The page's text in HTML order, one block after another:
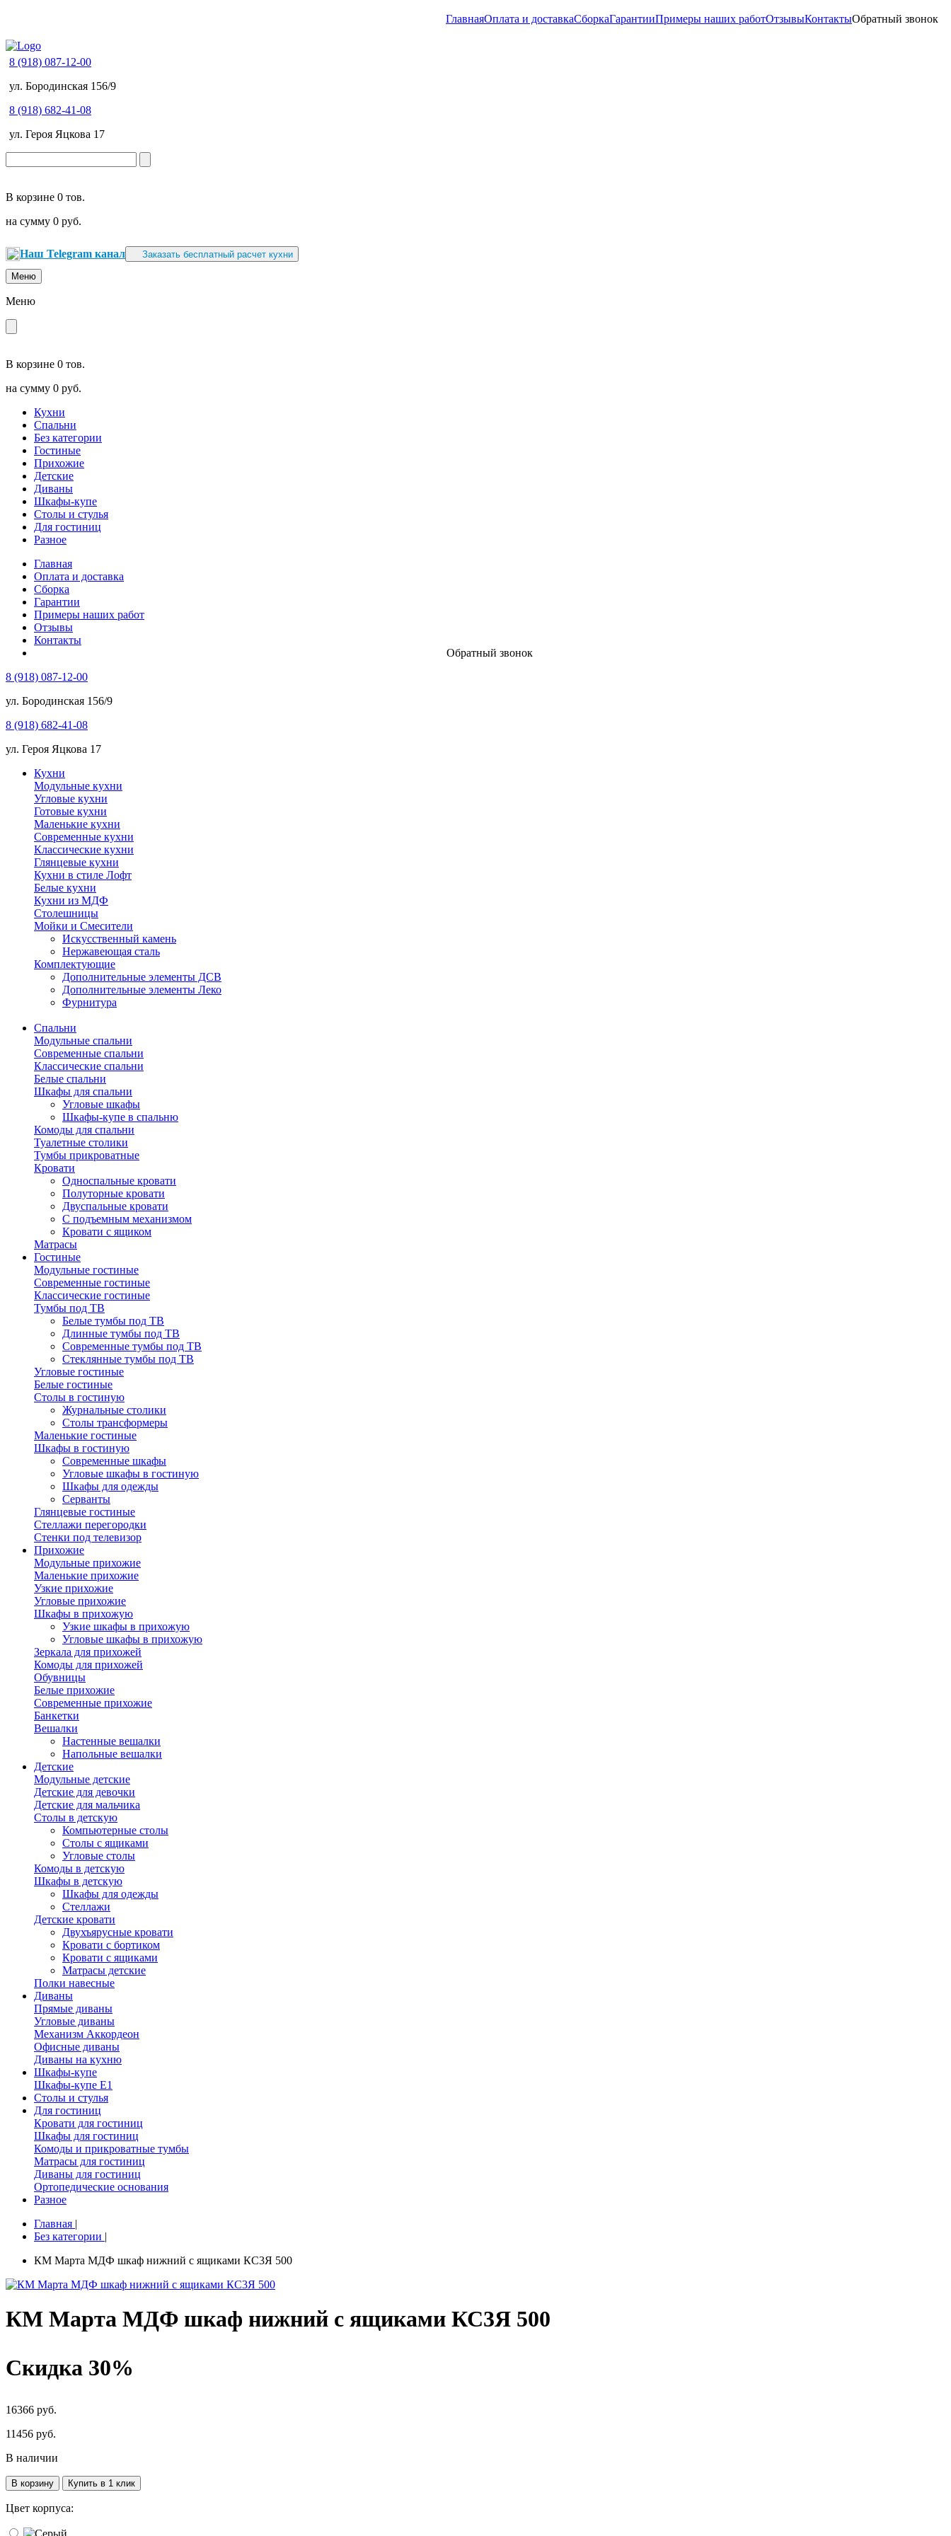
ГлавнаяОплата и доставкаСборкаГарантииПримеры наших работОтзывыКонтактыОбратный звонок
8 (918) 087-12-00
ул. Бородинская 156/9
8 (918) 682-41-08
ул. Героя Яцкова 17
В корзине 0 тов.
на сумму 0 руб.
Наш Telegram канал Заказать бесплатный расчет кухни
Меню
Меню
В корзине 0 тов.
на сумму 0 руб.
Кухни
Спальни
Без категории
Гостиные
Прихожие
Детские
Диваны
Шкафы-купе
Столы и стулья
Для гостиниц
Разное
Главная
Оплата и доставка
Сборка
Гарантии
Примеры наших работ
Отзывы
Контакты
Обратный звонок
8 (918) 087-12-00
ул. Бородинская 156/9
8 (918) 682-41-08
ул. Героя Яцкова 17
Кухни
Модульные кухни
Угловые кухни
Готовые кухни
Маленькие кухни
Современные кухни
Классические кухни
Глянцевые кухни
Кухни в стиле Лофт
Белые кухни
Кухни из МДФ
Столешницы
Мойки и Смесители
Искусственный камень
Нержавеющая сталь
Комплектующие
Дополнительные элементы ДСВ
Дополнительные элементы Леко
Фурнитура
Спальни
Модульные спальни
Современные спальни
Классические спальни
Белые спальни
Шкафы для спальни
Угловые шкафы
Шкафы-купе в спальню
Комоды для спальни
Туалетные столики
Тумбы прикроватные
Кровати
Односпальные кровати
Полуторные кровати
Двуспальные кровати
С подъемным механизмом
Кровати с ящиком
Матрасы
Гостиные
Модульные гостиные
Современные гостиные
Классические гостиные
Тумбы под ТВ
Белые тумбы под ТВ
Длинные тумбы под ТВ
Современные тумбы под ТВ
Стеклянные тумбы под ТВ
Угловые гостиные
Белые гостиные
Столы в гостиную
Журнальные столики
Столы трансформеры
Маленькие гостиные
Шкафы в гостиную
Современные шкафы
Угловые шкафы в гостиную
Шкафы для одежды
Серванты
Глянцевые гостиные
Стеллажи перегородки
Стенки под телевизор
Прихожие
Модульные прихожие
Маленькие прихожие
Узкие прихожие
Угловые прихожие
Шкафы в прихожую
Узкие шкафы в прихожую
Угловые шкафы в прихожую
Зеркала для прихожей
Комоды для прихожей
Обувницы
Белые прихожие
Современные прихожие
Банкетки
Вешалки
Настенные вешалки
Напольные вешалки
Детские
Модульные детские
Детские для девочки
Детские для мальчика
Столы в детскую
Компьютерные столы
Столы с ящиками
Угловые столы
Комоды в детскую
Шкафы в детскую
Шкафы для одежды
Стеллажи
Детские кровати
Двухъярусные кровати
Кровати с бортиком
Кровати с ящиками
Матрасы детские
Полки навесные
Диваны
Прямые диваны
Угловые диваны
Механизм Аккордеон
Офисные диваны
Диваны на кухню
Шкафы-купе
Шкафы-купе Е1
Столы и стулья
Для гостиниц
Кровати для гостиниц
Шкафы для гостиниц
Комоды и прикроватные тумбы
Матрасы для гостиниц
Диваны для гостиниц
Ортопедические основания
Разное
Главная |
Без категории |
КМ Марта МДФ шкаф нижний с ящиками КС3Я 500
КМ Марта МДФ шкаф нижний с ящиками КС3Я 500
Скидка 30%
16366 руб.
11456 руб.
В наличии
В корзину Купить в 1 клик
Цвет корпуса: